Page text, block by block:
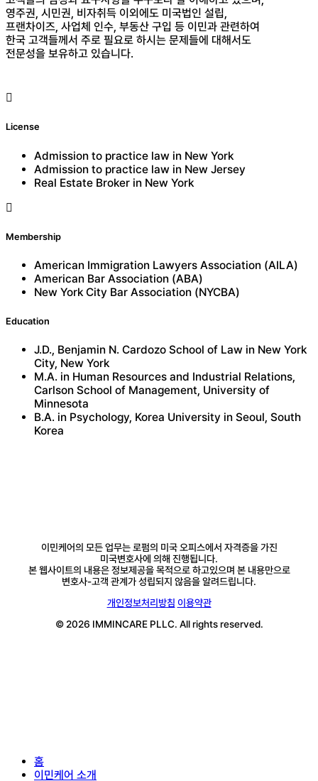
영주권, 시민권, 비자취득 이외에도 미국법인 설립,
프랜차이즈, 사업체 인수, 부동산 구입 등 이민과 관련하여
한국 고객들께서 주로 필요로 하시는 문제들에 대해서도
전문성을 보유하고 있습니다.
License
Admission to practice law in New York
Admission to practice law in New Jersey
Real Estate Broker in New York
Membership
American Immigration Lawyers Association (AILA)
American Bar Association (ABA)
New York City Bar Association (NYCBA)
Education
J.D., Benjamin N. Cardozo School of Law in New York
City, New York
M.A. in Human Resources and Industrial Relations,
Carlson School of Management, University of
Minnesota
B.A. in Psychology, Korea University in Seoul, South
Korea
이민케어의 모든 업무는 로펌의 미국 오피스에서 자격증을 가진
미국변호사에 의해 진행됩니다.
본 웹사이트의 내용은 정보제공을 목적으로 하고있으며 본 내용만으로
변호사-고객 관계가 성립되지 않음을 알려드립니다.
개인정보처리방침 이용약관
© 2026 IMMINCARE PLLC. All rights reserved.
Close
Menu
홈
이민케어 소개